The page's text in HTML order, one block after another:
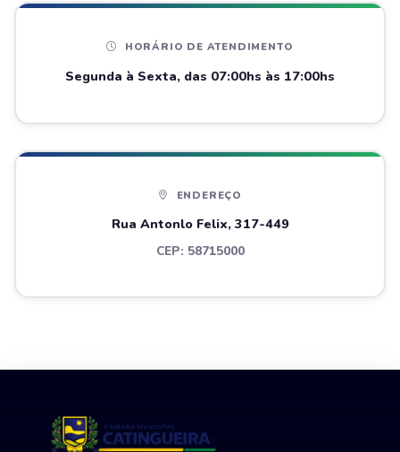
HORÁRIO DE ATENDIMENTO
Segunda à Sexta, das 07:00hs às 17:00hs
ENDEREÇO
Rua Antonlo Felix, 317-449
CEP: 58715000